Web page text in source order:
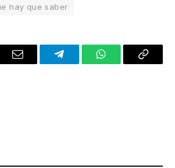
hay que saber
Email TelegramWhatsAppCopy